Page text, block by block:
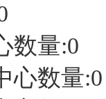
数量:0
心数量:0